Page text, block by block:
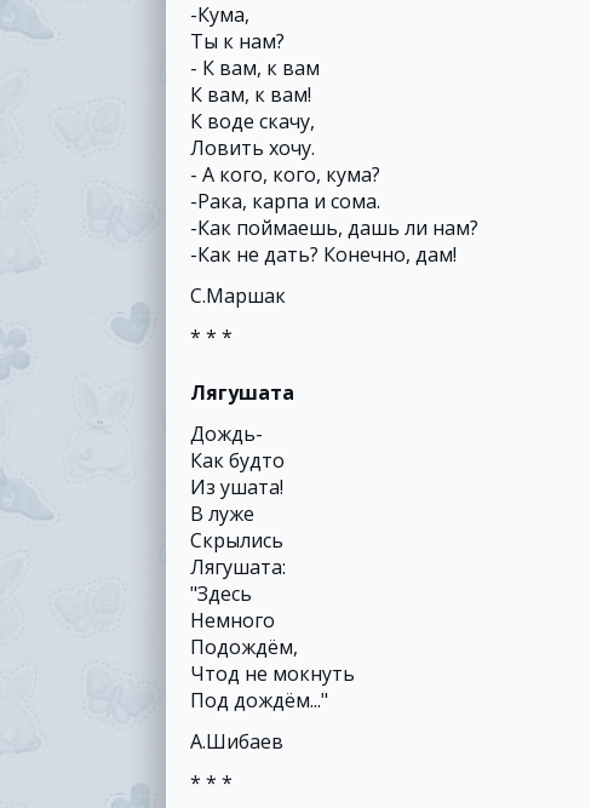
-Кума,
Ты к нам?
- К вам, к вам
К вам, к вам!
К воде скачу,
Ловить хочу.
- А кого, кого, кума?
-Рака, карпа и сома.
-Как поймаешь, дашь ли нам?
-Как не дать? Конечно, дам!
С.Маршак
* * *
Лягушата
Дождь-
Как будто
Из ушата!
В луже
Скрылись
Лягушата:
"Здесь
Немного
Подождём,
Чтод не мокнуть
Под дождём..."
А.Шибаев
* * *